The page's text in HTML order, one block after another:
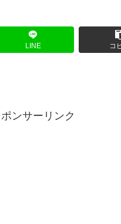
LINE コ
ポンサーリンク